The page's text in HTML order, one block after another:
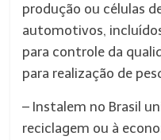
produção ou células
automotivos,
para controle da
para realização de
– Instalem no Brasil
reciclagem ou à